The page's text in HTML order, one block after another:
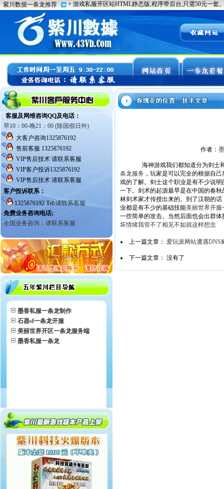
墨香私服一条龙制作
石器sf一条龙开服
美丽世界开区一条龙服务端
墨香私服一条龙
作者：
海神游戏我们都知道分为剑士和
条龙服务 ，玩家是可以完全的根据自
戏的了解。剑士这个职业是有不少说
一下。剑术的起源最早是在中国的春
林剑术家才传授出来的。到了汉朝的
业都是有不少的基础技能美丽世界开服
一些简单的攻击。当然后面也会出群
坏情绪我管不了相见不如就这样想念
上一篇文章： 爱玩派网站遭遇DNS
下一篇文章： 没有了